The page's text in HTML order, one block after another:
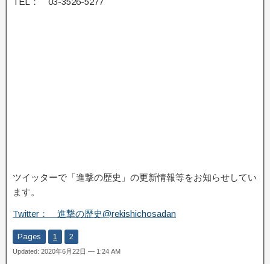
ツイッターで「進撃の歴史」の更新情報等をお知らせしてい
ます。
Twitter： 進撃の歴史@rekishichosadan
Pages 1 2
Updated: 2020年6月22日 — 1:24 AM